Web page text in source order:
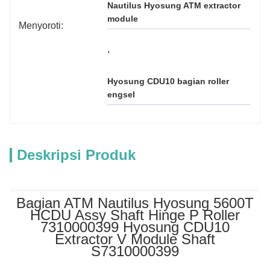
Menyoroti:
Nautilus Hyosung ATM extractor
module
,
Hyosung CDU10 bagian roller
engsel
Deskripsi Produk
Bagian ATM Nautilus Hyosung 5600T
HCDU Assy Shaft Hinge P Roller
7310000399 Hyosung CDU10
Extractor V Module Shaft
S7310000399